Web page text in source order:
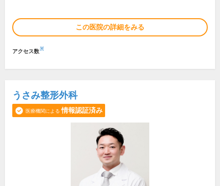
この医院の詳細をみる
アクセス数※
うさみ整形外科
医療機関による 情報認証済み